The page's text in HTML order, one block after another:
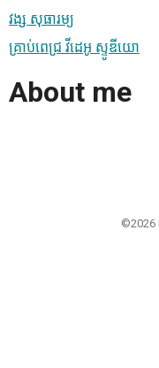
វង្ស សុធារម្យ
គ្រាប់ពេជ្រ វីដេអូ ស្ទូឌីយោ
About me
©2026